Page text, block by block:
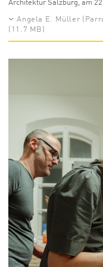
Architektur Salzburg, am
Angela E. Müller
(11.7 MB)